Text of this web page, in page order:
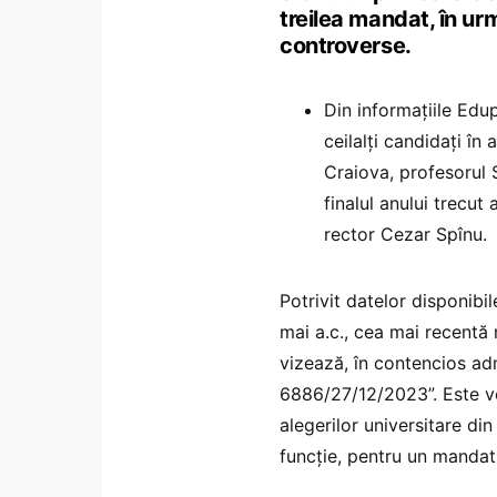
treilea mandat, în
controverse.
Din informațiile
ceilalți candidați în
Craiova, profesorul
finalul anului trecut
rector Cezar Spînu.
Potrivit datelor
mai a.c., cea mai
vizează, în contencios
6886/27/12/2023”. Este
alegerilor universitare
funcție, pentru un